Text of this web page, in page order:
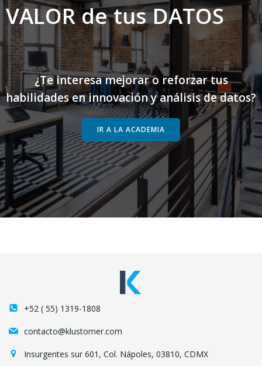
VALOR de tus DATOS
¿Te interesa mejorar o reforzar tus
habilidades en innovación y análisis de datos?
IR A LA ACADEMIA
+52 ( 55) 1319-1808
contacto@klustomer.com
Insurgentes sur 601, Col. Nápoles, 03810, CDMX